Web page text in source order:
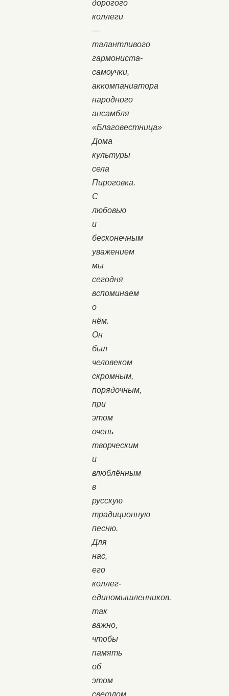
дорогого
коллеги
—
талантливого
гармониста-
самоучки,
аккомпаниатора
народного
ансамбля
«Благовестница»
Дома
культуры
села
Пироговка.
С
любовью
и
бесконечным
уважением
мы
сегодня
вспоминаем
о
нём.
Он
был
человеком
скромным,
порядочным,
при
этом
очень
творческим
и
влюблённым
в
русскую
традиционную
песню.
Для
нас,
его
коллег-
единомышленников,
так
важно,
чтобы
память
об
этом
светлом